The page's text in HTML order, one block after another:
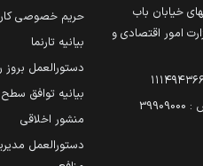
خیابان باب
امور اقتصادی و
حریم خصوصی
بیانیه تارنما
دستورالعمل بروز
بیانیه توافق
منشور اخلاقی
دستورالعمل